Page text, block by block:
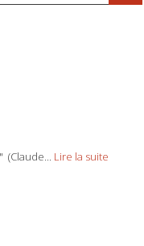
Lire la suite